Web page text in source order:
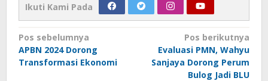
Ikuti Kami Pada
Navigasi
pos
Pos sebelumnya
APBN 2024 Dorong
Transformasi Ekonomi
Pos berikutnya
Evaluasi PMN, Wahyu
Sanjaya Dorong Perum
Bulog Jadi BLU